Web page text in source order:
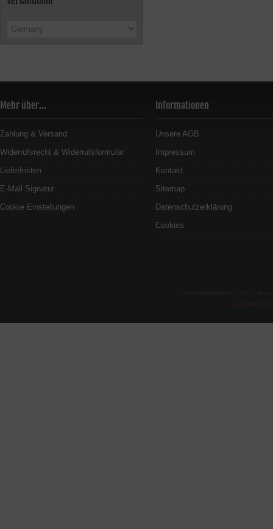
Mehr über...
Zahlung & Versand
Widerrufsrecht & Widerrufsformular
Lieferfristen
E-Mail Signatur
Cookie Einstellungen
Informationen
Unsere AGB
Impressum
Kontakt
Sitemap
Datenschutzerklärung
Cookies
mod